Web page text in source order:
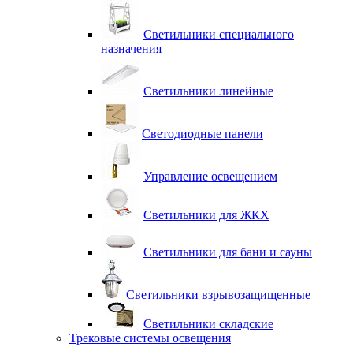
Светильники специального
назначения
Светильники линейные
Светодиодные панели
Управление освещением
Светильники для ЖКХ
Светильники для бани и сауны
Светильники взрывозащищенные
Светильники складские
Трековые системы освещения